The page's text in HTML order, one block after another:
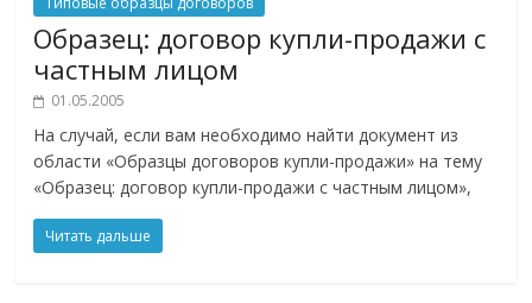
Образец: договор купли-продажи с
частным лицом
01.05.2005
На случай, если вам необходимо найти документ из
области «Образцы договоров купли-продажи» на тему
«Образец: договор купли-продажи с частным лицом»,
Читать дальше